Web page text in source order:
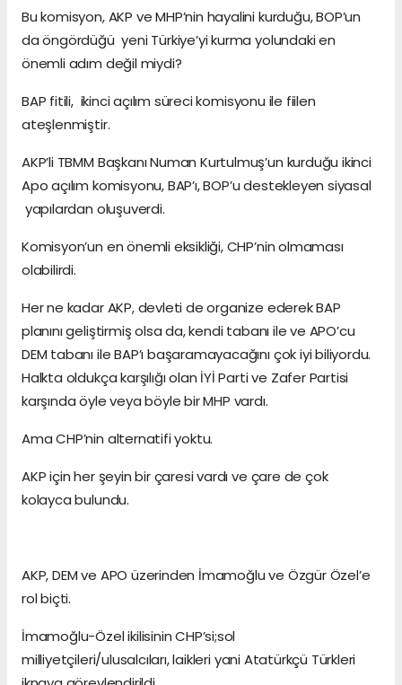
Bu komisyon, AKP ve MHP’nin hayalini kurduğu, BOP’un
da öngördüğü yeni Türkiye’yi kurma yolundaki en
önemli adım değil miydi?
BAP fitili, ikinci açılım süreci komisyonu ile fiilen
ateşlenmiştir.
AKP’li TBMM Başkanı Numan Kurtulmuş’un kurduğu ikinci
Apo açılım komisyonu, BAP’ı, BOP’u destekleyen siyasal
yapılardan oluşuverdi.
Komisyon’un en önemli eksikliği, CHP’nin olmaması
olabilirdi.
Her ne kadar AKP, devleti de organize ederek BAP
planını geliştirmiş olsa da, kendi tabanı ile ve APO’cu
DEM tabanı ile BAP’ı başaramayacağını çok iyi biliyordu.
Halkta oldukça karşılığı olan İYİ Parti ve Zafer Partisi
karşında öyle veya böyle bir MHP vardı.
Ama CHP’nin alternatifi yoktu.
AKP için her şeyin bir çaresi vardı ve çare de çok
kolayca bulundu.
AKP, DEM ve APO üzerinden İmamoğlu ve Özgür Özel’e
rol biçti.
İmamoğlu-Özel ikilisinin CHP’si;sol
milliyetçileri/ulusalcıları, laikleri yani Atatürkçü Türkleri